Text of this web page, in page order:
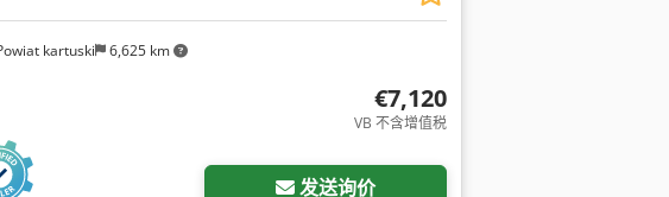
kartuski 6,625 km
€7,120
VB 不含增值税
发送询价